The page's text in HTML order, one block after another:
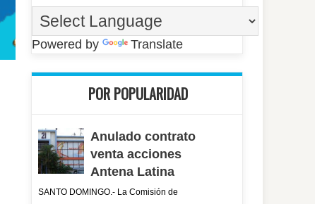
Powered by Translate
POR POPULARIDAD
Anulado contrato
venta acciones
Antena Latina
SANTO DOMINGO.- La Comisión de